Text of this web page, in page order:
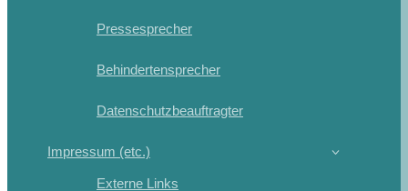
Pressesprecher
Behindertensprecher
Datenschutzbeauftragter
Impressum (etc.)
Externe Links